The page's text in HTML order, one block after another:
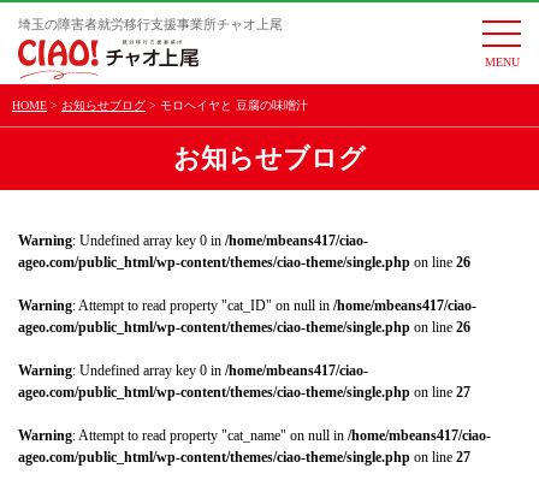
埼玉の障害者就労移行支援事業所チャオ上尾
HOME お知らせブログ モロヘイヤと 豆腐の味噌汁
お知らせブログ
Warning: Undefined array key 0 in /home/mbeans417/ciao-
ageo.com/public_html/wp-content/themes/ciao-theme/single.php on line 26
Warning: Attempt to read property "cat_ID" on null in /home/mbeans417/ciao-
ageo.com/public_html/wp-content/themes/ciao-theme/single.php on line 26
Warning: Undefined array key 0 in /home/mbeans417/ciao-
ageo.com/public_html/wp-content/themes/ciao-theme/single.php on line 27
Warning: Attempt to read property "cat_name" on null in /home/mbeans417/ciao-
ageo.com/public_html/wp-content/themes/ciao-theme/single.php on line 27